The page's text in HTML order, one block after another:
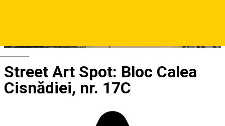
Street Art Spot: Bloc Calea
Cisnădiei, nr. 17C